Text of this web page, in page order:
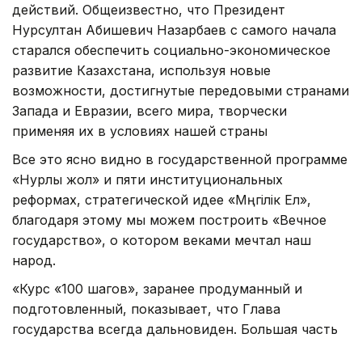
действий. Общеизвестно, что Президент
Нурсултан Абишевич Назарбаев с самого начала
старался обеспечить социально-экономическое
развитие Казахстана, используя новые
возможности, достигнутые передовыми странами
Запада и Евразии, всего мира, творчески
применяя их в условиях нашей страны
Все это ясно видно в государственной программе
«Нурлы жол» и пяти институциональных
реформах, стратегической идее «Мәңгілік Ел»,
благодаря этому мы можем построить «Вечное
государство», о котором веками мечтал наш
народ.
«Курс «100 шагов», заранее продуманный и
подготовленный, показывает, что Глава
государства всегда дальновиден. Большая часть